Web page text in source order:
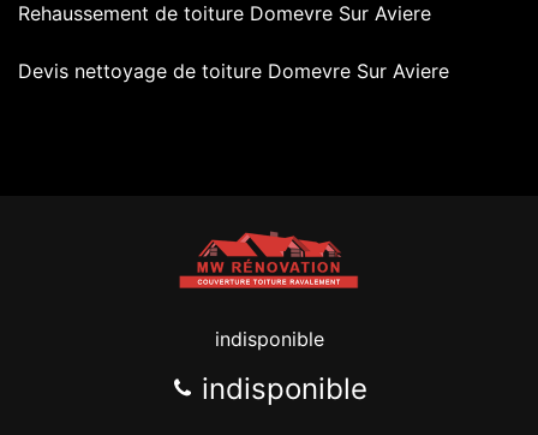
Rehaussement de toiture Domevre Sur Aviere
Devis nettoyage de toiture Domevre Sur Aviere
indisponible
indisponible